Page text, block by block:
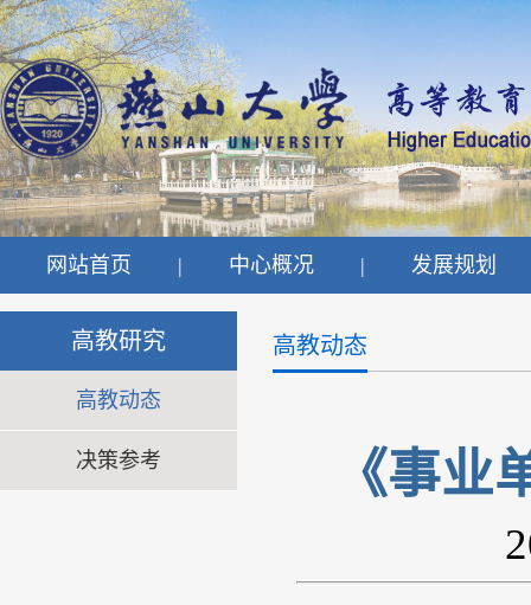
网站首页 | 中心概况 | 发展规划
高教研究
高教动态
决策参考
高教动态
《事